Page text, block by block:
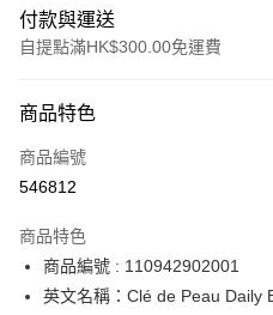
付款與運送
自提點滿HK$300.00免運費
信用卡
Apple Pay
PayMe
WeChat Pay
商品特色
商品編號
546812
商品特色
商品編號 : 110942902001
英文名稱：Clé de Peau Daily